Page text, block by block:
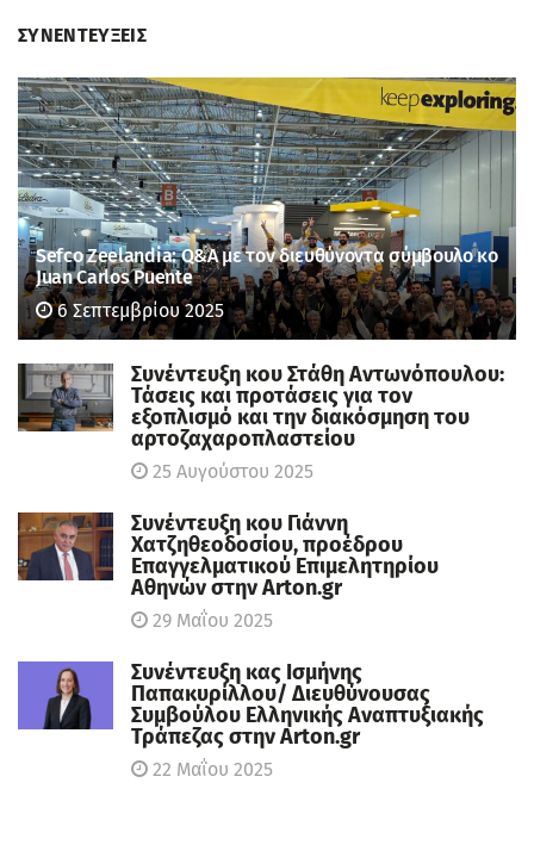
ΣΥΝΕΝΤΕΥΞΕΙΣ
Sefco Zeelandia: Q&A με τον διευθύνοντα σύμβουλο κο
Juan Carlos Puente
6 Σεπτεμβρίου 2025
Συνέντευξη κου Στάθη Αντωνόπουλου:
Τάσεις και προτάσεις για τον
εξοπλισμό και την διακόσμηση του
αρτοζαχαροπλαστείου
25 Αυγούστου 2025
Συνέντευξη κου Γιάννη
Χατζηθεοδοσίου, πρoέδρου
Επαγγελματικού Επιμελητηρίου
Αθηνών στην Arton.gr
29 Μαΐου 2025
Συνέντευξη κας Ισμήνης
Παπακυρίλλου/ Διευθύνουσας
Συμβούλου Ελληνικής Αναπτυξιακής
Τράπεζας στην Arton.gr
22 Μαΐου 2025